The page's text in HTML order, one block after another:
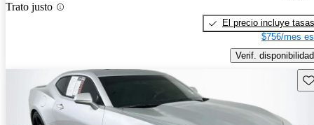
Trato justo
El precio incluye tasas
$756/mes
Verif. disponibilidad